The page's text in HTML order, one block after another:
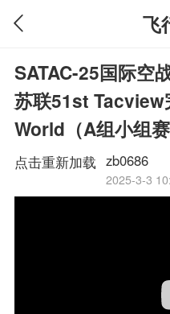
飞
SATAC-25国际空
苏联51st Tacview
World（A组小组赛
点击重新加载 zb0686
2025-3-3